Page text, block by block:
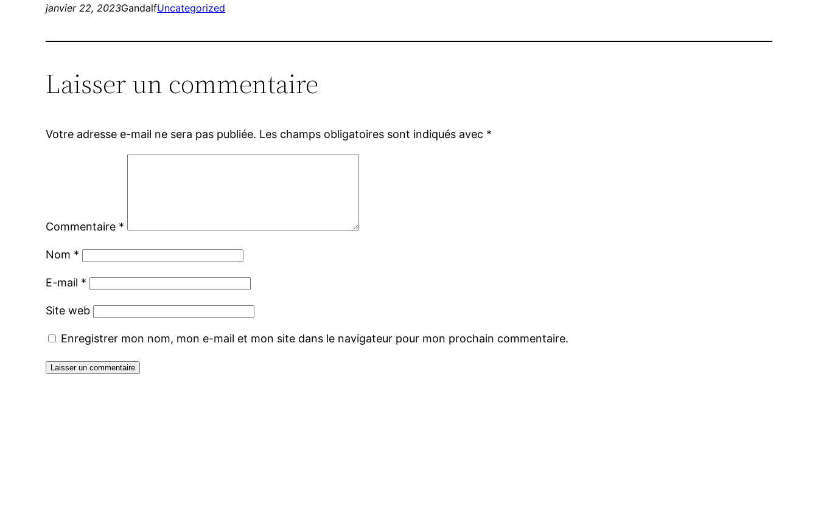
janvier 22, 2023GandalfUncategorized
Laisser un commentaire
Votre adresse e-mail ne sera pas publiée. Les champs obligatoires sont indiqués avec *
Commentaire *
Nom *
E-mail *
Site web
Enregistrer mon nom, mon e-mail et mon site dans le navigateur pour mon prochain commentaire.